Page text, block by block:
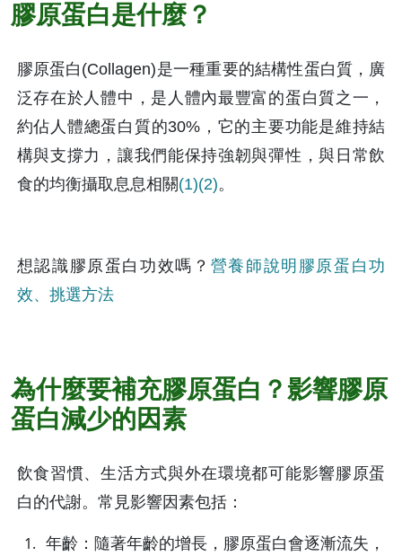
膠原蛋白是什麼？
膠原蛋白(Collagen)是一種重要的結構性蛋白質，廣
泛存在於人體中，是人體內最豐富的蛋白質之一，
約佔人體總蛋白質的30%，它的主要功能是維持結
構與支撐力，讓我們能保持強韌與彈性，與日常飲
食的均衡攝取息息相關(1)(2)。
想認識膠原蛋白功效嗎？ 營養師說明膠原蛋白功
效、挑選方法
為什麼要補充膠原蛋白？影響膠原
蛋白減少的因素
飲食習慣、生活方式與外在環境都可能影響膠原蛋
白的代謝。常見影響因素包括：
年齡：隨著年齡的增長，膠原蛋白會逐漸流失，